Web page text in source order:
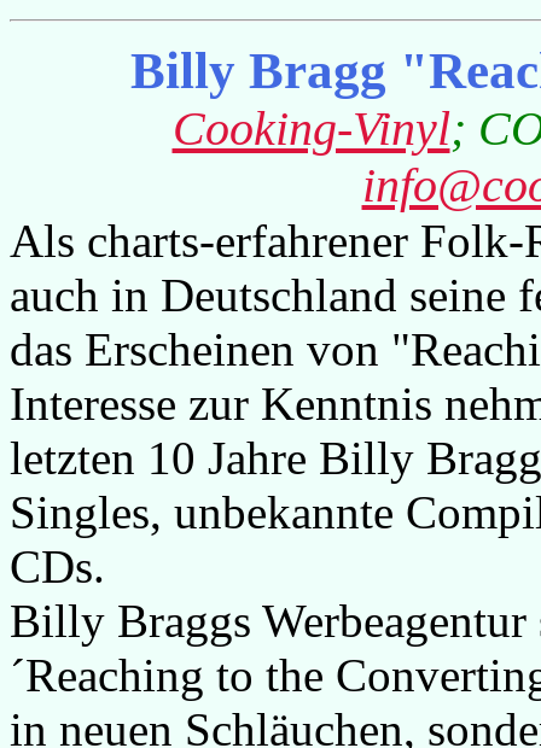
Billy Bragg
Cooking-Vinyl;
Als charts-erfahrener
auch in Deutschland seine
das Erscheinen von
Interesse zur Kenntnis
letzten 10 Jahre Billy
Singles, unbekannte
CDs.
Billy Braggs
´Reaching to the
in neuen Schläuchen,